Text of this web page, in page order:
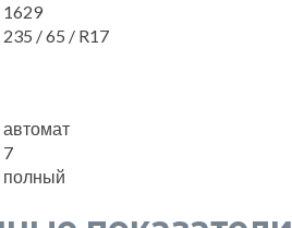
1629
235 / 65 / R17
автомат
7
полный